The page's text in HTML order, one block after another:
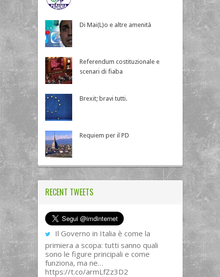
Di Mai(L)o e altre amenità
Referendum costituzionale e
scenari di fiaba
Brexit; bravi tutti.
Requiem per il PD
RECENT TWEETS
Il Governo in Italia è come la
primiera a scopa: tutti sanno quali
sono le figure principali e come
funziona, ma ne…
https://t.co/armLfZz3D2